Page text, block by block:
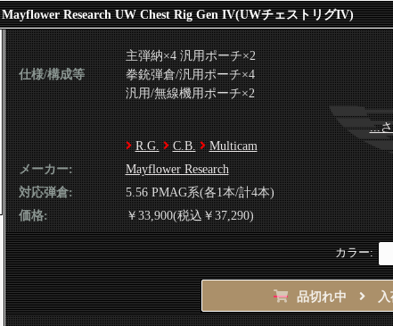
Mayflower Research UW Chest Rig Gen IV(UWチェストリグIV)
仕様/構成等
主弾納×4 汎用ポーチ×2
拳銃弾倉/汎用ポーチ×4
汎用/無線機用ポーチ×2
...
R.G.
C.B.
Multicam
メーカー:
Mayflower Research
対応弾倉:
5.56 PMAG系(各1本/計4本)
価格:
￥33,900(税込￥37,290)
カラー:
品切れ中 入